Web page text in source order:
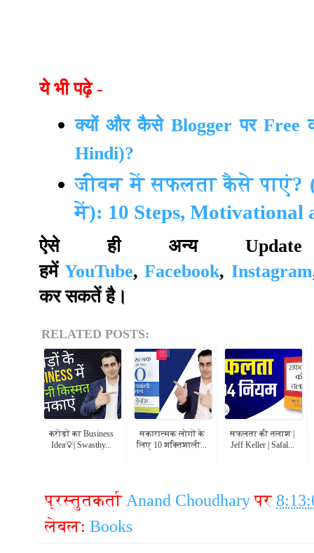
ये भी पढ़े -
क्यों और कैसे Bloggerपर Free
Hindi)?
जीवन में सफलता कैसे पाएं?
में): 10 Steps,
ऐसे ही अन्य
हमें YouTube,Facebook, Instagram
कर सकतें है।
RELATED POSTS:
करोड़ों का Business
Idea💡| Swasthy...
सकारात्मक लोगों के
लिए 10 शक्तिशाली...
सफलता की तलाश |
Jeff Keller | Safal...
प्रस्तुतकर्ता Anand Choudhary पर
लेबल: Books